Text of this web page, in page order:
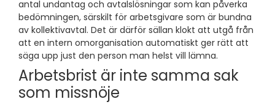
antal undantag och avtalslösningar som kan påverka
bedömningen, särskilt för arbetsgivare som är bundna
av kollektivavtal. Det är därför sällan klokt att utgå från
att en intern omorganisation automatiskt ger rätt att
säga upp just den person man helst vill lämna.
Arbetsbrist är inte samma sak
som missnöje